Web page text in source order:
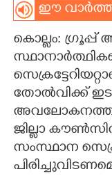
LITERATURE
ZOOM
CONTACT US
ഈ വാർത്ത
കൊല്ലം: ഗ്രൂപ്പ്
തോൽവിക്ക്
ജില്ലാ
സംസ്ഥാന